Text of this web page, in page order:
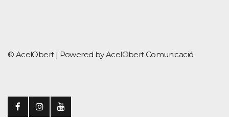
© AcelObert | Powered by AcelObert Comunicació